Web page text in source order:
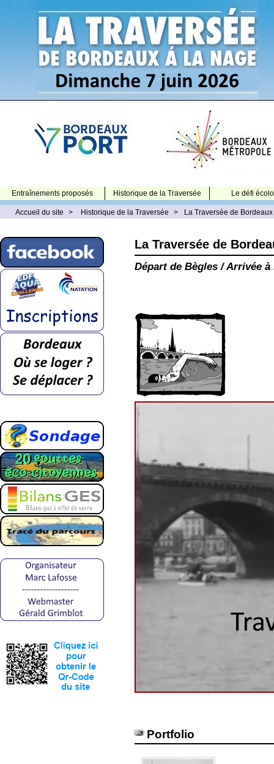
Entraînements proposés Historique de la Traversée Le défi
Accueil du site > Historique de la Traversée > La Traversée de
La Traversée de
Départ de Bègles / Arrivée
Portfolio